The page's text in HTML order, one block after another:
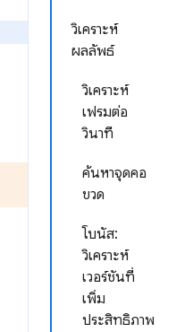
วิเคราะห์
ผลลัพธ์
วิเคราะห์
เฟรมต่อ
วินาที
ค้นหาจุดคอ
ขวด
โบนัส:
วิเคราะห์
เวอร์ชันที่
เพิ่ม
ประสิทธิภาพ